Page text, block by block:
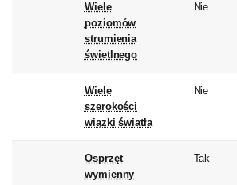
Wiele
poziomów
strumienia
świetlnego
Nie
Wiele
szerokości
wiązki światła
Nie
Osprzęt
wymienny
Tak